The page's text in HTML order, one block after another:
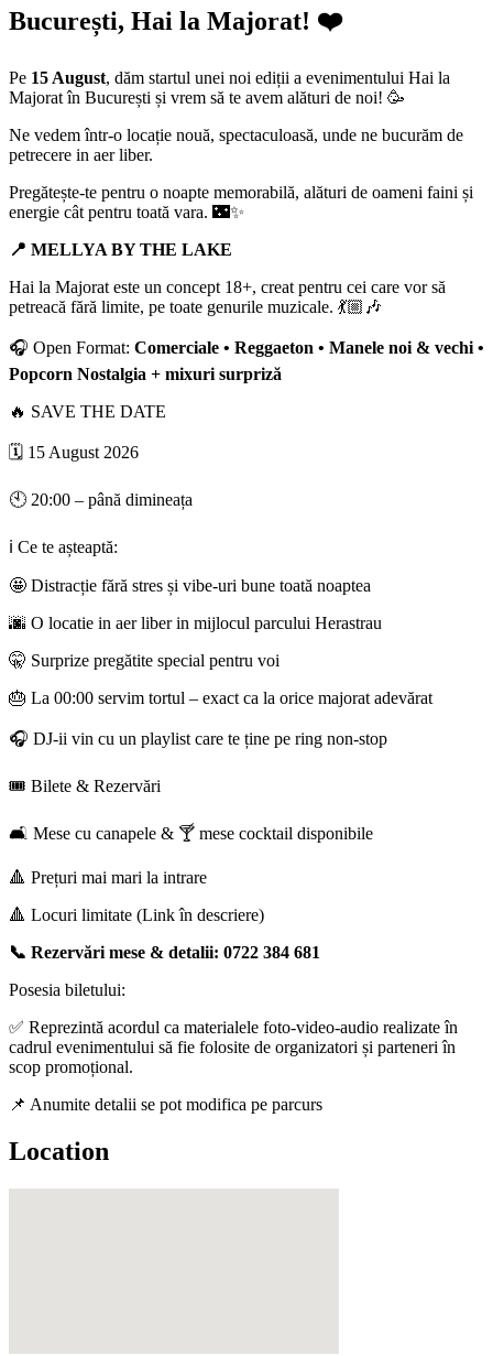
București, Hai la Majorat! ❤️
Pe 15 August, dăm startul unei noi ediții a evenimentului Hai la
Majorat în București și vrem să te avem alături de noi! 🥳
Ne vedem într-o locație nouă, spectaculoasă, unde ne bucurăm de
petrecere in aer liber.
Pregătește-te pentru o noapte memorabilă, alături de oameni faini și
energie cât pentru toată vara. 🌃✨
📍 MELLYA BY THE LAKE
Hai la Majorat este un concept 18+, creat pentru cei care vor să
petreacă fără limite, pe toate genurile muzicale. 💃🏼🎶
🎧 Open Format: Comerciale • Reggaeton • Manele noi & vechi •
Popcorn Nostalgia + mixuri surpriză
🔥 SAVE THE DATE
🗓️ 15 August 2026
🕙 20:00 – până dimineața
ℹ️ Ce te așteaptă:
🤩 Distracție fără stres și vibe-uri bune toată noaptea
🌆 O locatie in aer liber in mijlocul parcului Herastrau
🤫 Surprize pregătite special pentru voi
🎂 La 00:00 servim tortul – exact ca la orice majorat adevărat
🎧 DJ-ii vin cu un playlist care te ține pe ring non-stop
🎟️ Bilete & Rezervări
🛋️ Mese cu canapele & 🍸 mese cocktail disponibile
🔺 Prețuri mai mari la intrare
🔺 Locuri limitate (Link în descriere)
📞 Rezervări mese & detalii: 0722 384 681
Posesia biletului:
✅ Reprezintă acordul ca materialele foto-video-audio realizate în
cadrul evenimentului să fie folosite de organizatori și parteneri în
scop promoțional.
📌 Anumite detalii se pot modifica pe parcurs
Location